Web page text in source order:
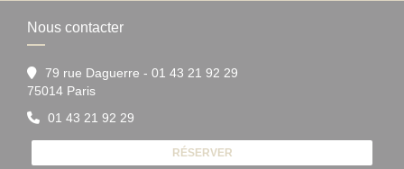
Nous contacter
79 rue Daguerre - 01 43 21 92 29
75014 Paris((ouvre une nouvelle fenêtre))
01 43 21 92 29
RÉSERVER